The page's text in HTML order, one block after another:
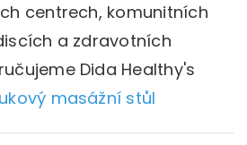
centrech, komunitních
a zdravotních
Dida Healthy's
masážní stůl